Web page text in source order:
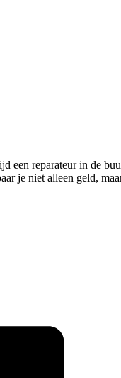
een reparateur in de
je niet alleen geld,